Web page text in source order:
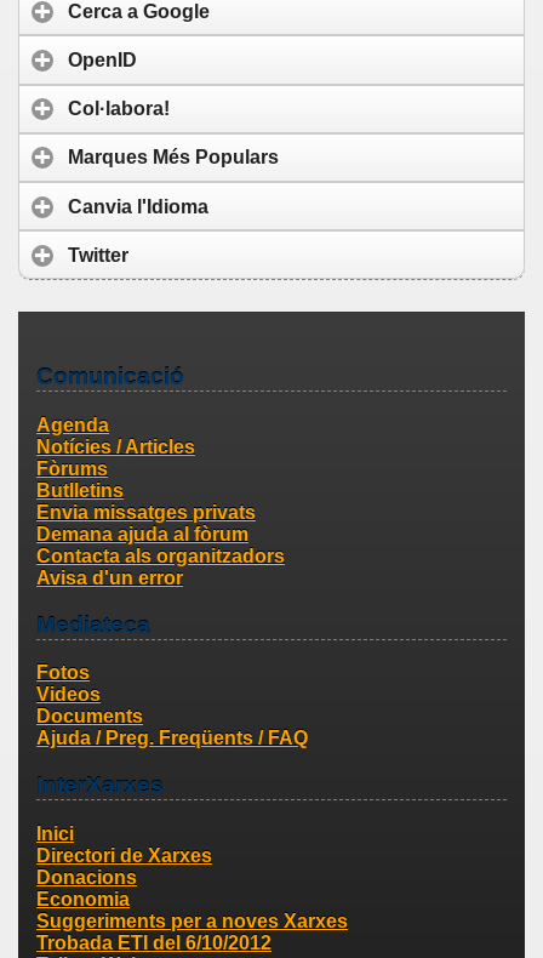
Cerca a Google
OpenID
Col·labora!
Marques Més Populars
Canvia l'Idioma
Twitter
Comunicació
Agenda
Notícies / Articles
Fòrums
Butlletins
Envia missatges privats
Demana ajuda al fòrum
Contacta als organitzadors
Avisa d'un error
Mediateca
Fotos
Videos
Documents
Ajuda / Preg. Freqüents / FAQ
InterXarxes
Inici
Directori de Xarxes
Donacions
Economia
Suggeriments per a noves Xarxes
Trobada ETI del 6/10/2012